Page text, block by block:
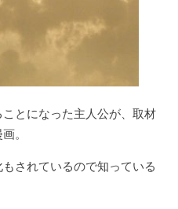
とになった主人公が、取材
。
されているので知っている